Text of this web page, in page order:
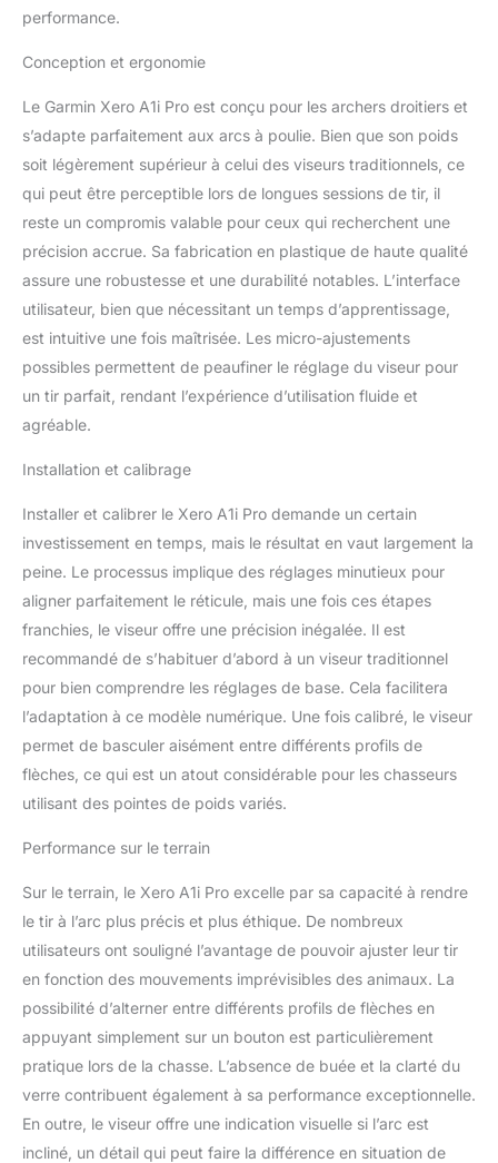
de vue, afin que vous
puissiez rester concentré
sur la prise de vue La
fonction de détachement
rapide vous permet de
retirer et de reconnecter
facilement la vue du
rehausseur d'arc pour le
voyage La fonction apex
de vol clignote une
broche au-dessus du
point de visée qui montre
mode Xtra Distance (XD)
des distances plus
éloignées La fonction de
projection Laser Locate
permet l'utilisation
compatibles (vendus
séparément) pour savoir
exactement où se trouve
la cible lorsque la prise
prise Les broches LED
bicolores vous
permettent de voir
performance.
Conception et ergonomie
Le Garmin Xero A1i Pro est conçu pour les archers droitiers et
s’adapte parfaitement aux arcs à poulie. Bien que son poids
soit légèrement supérieur à celui des viseurs traditionnels, ce
qui peut être perceptible lors de longues sessions de tir, il
reste un compromis valable pour ceux qui recherchent une
précision accrue. Sa fabrication en plastique de haute qualité
assure une robustesse et une durabilité notables. L’interface
utilisateur, bien que nécessitant un temps d’apprentissage,
est intuitive une fois maîtrisée. Les micro-ajustements
possibles permettent de peaufiner le réglage du viseur pour
un tir parfait, rendant l’expérience d’utilisation fluide et
agréable.
Installation et calibrage
Installer et calibrer le Xero A1i Pro demande un certain
investissement en temps, mais le résultat en vaut largement la
peine. Le processus implique des réglages minutieux pour
aligner parfaitement le réticule, mais une fois ces étapes
franchies, le viseur offre une précision inégalée. Il est
recommandé de s’habituer d’abord à un viseur traditionnel
pour bien comprendre les réglages de base. Cela facilitera
l’adaptation à ce modèle numérique. Une fois calibré, le viseur
permet de basculer aisément entre différents profils de
flèches, ce qui est un atout considérable pour les chasseurs
utilisant des pointes de poids variés.
Performance sur le terrain
Sur le terrain, le Xero A1i Pro excelle par sa capacité à rendre
le tir à l’arc plus précis et plus éthique. De nombreux
utilisateurs ont souligné l’avantage de pouvoir ajuster leur tir
en fonction des mouvements imprévisibles des animaux. La
possibilité d’alterner entre différents profils de flèches en
appuyant simplement sur un bouton est particulièrement
pratique lors de la chasse. L’absence de buée et la clarté du
verre contribuent également à sa performance exceptionnelle.
En outre, le viseur offre une indication visuelle si l’arc est
incliné, un détail qui peut faire la différence en situation de